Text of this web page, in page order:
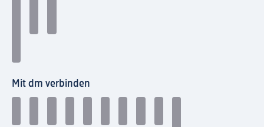
Mit dm verbinden